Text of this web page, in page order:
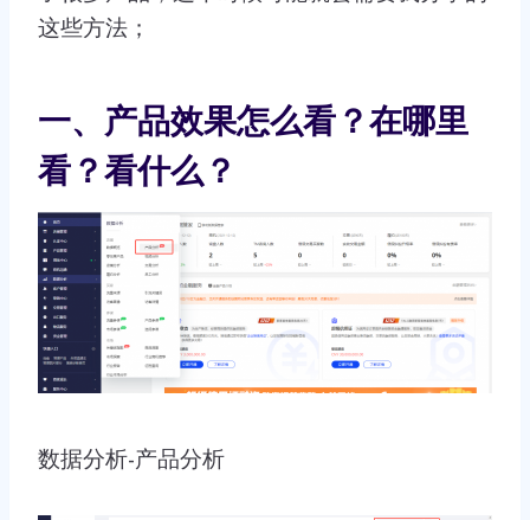
这些方法；
一、产品效果怎么看？在哪里
看？看什么？
数据分析-产品分析